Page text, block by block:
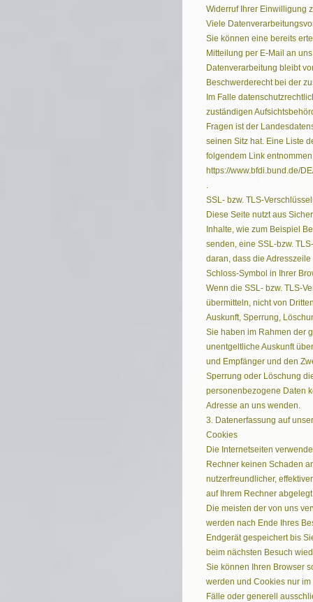
Widerruf Ihrer Einwilligung
Viele
Sie können eine bereits
Mitteilung per E-Mail an
Datenverarbeitung bleibt
Beschwerderecht bei der
Im Falle
zuständigen
Fragen ist der
seinen Sitz hat. Eine Liste
folgendem Link
https://www.bfdi.bund.de/
.
SSL- bzw. TLS-
Diese Seite nutzt aus
Inhalte, wie zum Beispiel
senden, eine SSL-bzw.
daran, dass die Adresszeile
Schloss-Symbol in Ihrer
Wenn die SSL- bzw. TLS-
übermitteln, nicht von
Auskunft, Sperrung,
Sie haben im Rahmen der
unentgeltliche Auskunft
und Empfänger und den
Sperrung oder Löschung
personenbezogene Daten
Adresse an uns wenden.
3. Datenerfassung auf
Cookies
Die Internetseiten
Rechner keinen Schaden
nutzerfreundlicher,
auf Ihrem Rechner
Die meisten der von uns
werden nach Ende Ihres
Endgerät gespeichert bis
beim nächsten Besuch
Sie können Ihren Browser
werden und Cookies nur
Fälle oder generell